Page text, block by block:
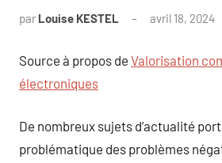
par Louise KESTEL avril 18, 2024
Source à propos de Valorisation
électroniques
De nombreux sujets d’actualité
problématique des problèmes